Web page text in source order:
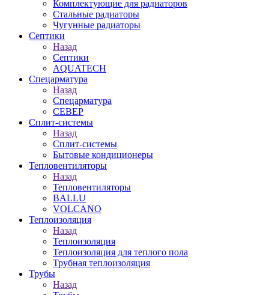
Комплектующие для радиаторов
Стальные радиаторы
Чугунные радиаторы
Септики
Назад
Септики
AQUATECH
Спецарматура
Назад
Спецарматура
СЕВЕР
Сплит-системы
Назад
Сплит-системы
Бытовые кондиционеры
Тепловентиляторы
Назад
Тепловентиляторы
BALLU
VOLCANO
Теплоизоляция
Назад
Теплоизоляция
Теплоизоляция для теплого пола
Трубная теплоизоляция
Трубы
Назад